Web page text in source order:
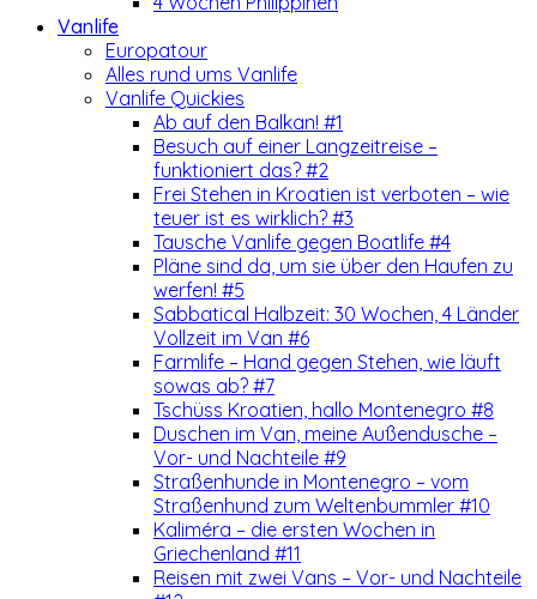
Vanlife
Europatour
Alles rund ums Vanlife
Vanlife Quickies
Ab auf den Balkan! #1
Besuch auf einer Langzeitreise –
funktioniert das? #2
Frei Stehen in Kroatien ist verboten – wie
teuer ist es wirklich? #3
Tausche Vanlife gegen Boatlife #4
Pläne sind da, um sie über den Haufen zu
werfen! #5
Sabbatical Halbzeit: 30 Wochen, 4 Länder
Vollzeit im Van #6
Farmlife – Hand gegen Stehen, wie läuft
sowas ab? #7
Tschüss Kroatien, hallo Montenegro #8
Duschen im Van, meine Außendusche –
Vor- und Nachteile #9
Straßenhunde in Montenegro – vom
Straßenhund zum Weltenbummler #10
Kaliméra – die ersten Wochen in
Griechenland #11
Reisen mit zwei Vans – Vor- und Nachteile